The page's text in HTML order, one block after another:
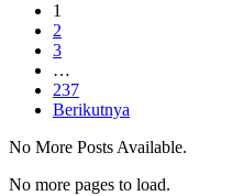
1
2
3
…
237
Berikutnya
No More Posts Available.
No more pages to load.